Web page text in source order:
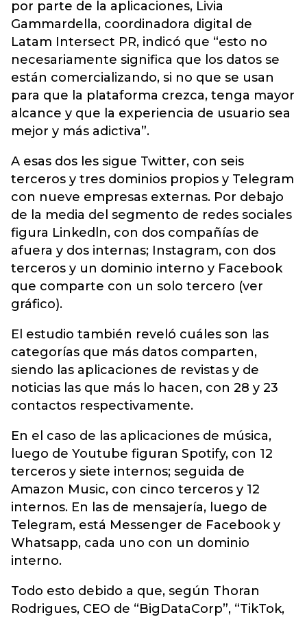
por parte de la aplicaciones, Livia
Gammardella, coordinadora digital de
Latam Intersect PR, indicó que “esto no
necesariamente significa que los datos se
están comercializando, si no que se usan
para que la plataforma crezca, tenga mayor
alcance y que la experiencia de usuario sea
mejor y más adictiva”.
A esas dos les sigue Twitter, con seis
terceros y tres dominios propios y Telegram
con nueve empresas externas. Por debajo
de la media del segmento de redes sociales
figura Linkedln, con dos compañías de
afuera y dos internas; Instagram, con dos
terceros y un dominio interno y Facebook
que comparte con un solo tercero (ver
gráfico).
El estudio también reveló cuáles son las
categorías que más datos comparten,
siendo las aplicaciones de revistas y de
noticias las que más lo hacen, con 28 y 23
contactos respectivamente.
En el caso de las aplicaciones de música,
luego de Youtube figuran Spotify, con 12
terceros y siete internos; seguida de
Amazon Music, con cinco terceros y 12
internos. En las de mensajería, luego de
Telegram, está Messenger de Facebook y
Whatsapp, cada uno con un dominio
interno.
Todo esto debido a que, según Thoran
Rodrigues, CEO de “BigDataCorp”, “TikTok,